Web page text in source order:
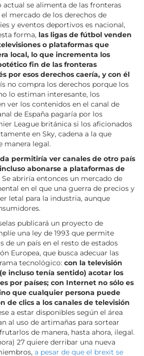
actual se alimenta de las fronteras
mercado de los derechos de
y eventos deportivos es nacional,
forma, las ligas de fútbol venden
o plataformas que
local, lo que incrementa los
fin de las fronteras
por esos derechos caería, y con él
no compra los derechos porque los
lo estiman interesante, los
ver los contenidos en el canal de
de España pagaría por los
League británica si los aficionados
en Sky, cadena a la que
manera legal.
permitiría ver canales de otro país
abonarse a plataformas de
Se abriría entonces un mercado de
en el que una guerra de precios y
letal para la industria, aunque
publicará un proyecto de
una ley de 1993 que permite
de un país en el resto de estados
Europea, que busca adecuar las
tecnológico: con la televisión
incluso tenía sentido) acotar los
por países; con Internet no sólo es
que cualquier persona puede
de clics a los canales de televisión
a estar disponibles según el área
al uso de artimañas para sortear
de manera, hasta ahora, ilegal.
27 quiere derribar una nueva
a pesar de que el brexit se